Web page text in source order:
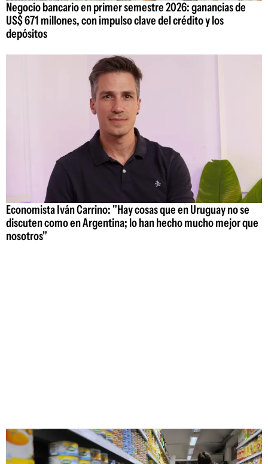
Negocio bancario en primer semestre 2026: ganancias de
US$ 671 millones, con impulso clave del crédito y los
depósitos
Economista Iván Carrino: "Hay cosas que en Uruguay no se
discuten como en Argentina; lo han hecho mucho mejor que
nosotros"